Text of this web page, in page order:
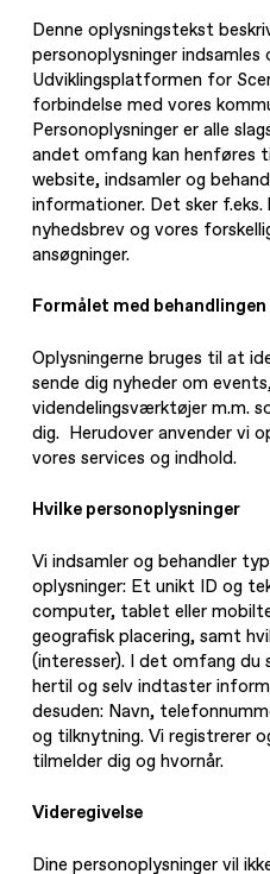
About UP
Activities
News and
Denne oplysningstekst
personoplysninger indsamles
Udviklingsplatformen for
forbindelse med vores
Personoplysninger er alle
andet omfang kan henføres
website, indsamler og
informationer. Det sker
nyhedsbrev og vores
ansøgninger.
Formålet med
Oplysningerne bruges til at
sende dig nyheder om
videndelingsværktøjer m.m.
dig. Herudover anvender vi
vores services og indhold.
Hvilke personoplysninger
Vi indsamler og behandler
oplysninger: Et unikt ID og
computer, tablet eller
geografisk placering, samt
(interesser). I det omfang du
hertil og selv indtaster
desuden: Navn,
og tilknytning. Vi registrerer
tilmelder dig og hvornår.
Videregivelse
Dine personoplysninger vil